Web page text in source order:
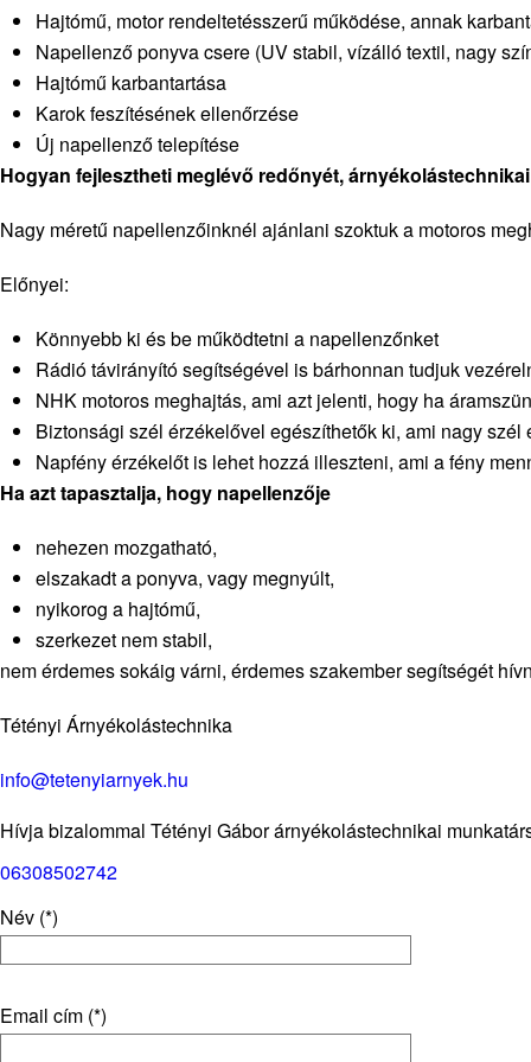
Hajtómű, motor rendeltetésszerű működése, annak
Napellenző ponyva csere (UV stabil, vízálló textil, nagy
Hajtómű karbantartása
Karok feszítésének ellenőrzése
Új napellenző telepítése
Hogyan fejlesztheti meglévő redőnyét,
Nagy méretű napellenzőinknél ajánlani szoktuk a motoros
Előnyei:
Könnyebb ki és be működtetni a napellenzőnket
Rádió távirányító segítségével is bárhonnan tudjuk
NHK motoros meghajtás, ami azt jelenti, hogy ha
Biztonsági szél érzékelővel egészíthetők ki, ami nagy
Napfény érzékelőt is lehet hozzá illeszteni, ami a fény
Ha azt tapasztalja, hogy napellenzője
nehezen mozgatható,
elszakadt a ponyva, vagy megnyúlt,
nyikorog a hajtómű,
szerkezet nem stabil,
nem érdemes sokáig várni, érdemes szakember segítségét
Tétényi Árnyékolástechnika
info@tetenyiarnyek.hu
Hívja bizalommal Tétényi Gábor árnyékolástechnikai
06308502742
Név (*)
Email cím (*)